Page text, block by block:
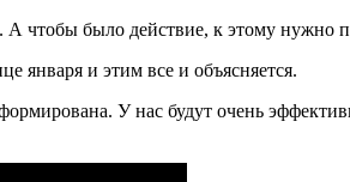
А чтобы было действие, к этому
января и этим все и объясняется.
У нас будут очень